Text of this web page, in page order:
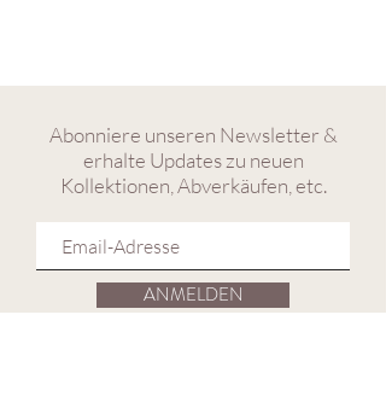
Abonniere unseren Newsletter &
erhalte Updates zu neuen
Kollektionen, Abverkäufen, etc.
ANMELDEN